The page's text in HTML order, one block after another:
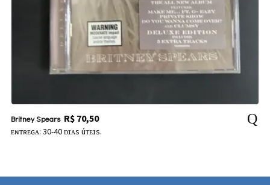
Britney Spears R$70,50
ᴇɴᴛʀᴇɢᴀ: 30-40 ᴅɪᴀs úᴛᴇɪs.